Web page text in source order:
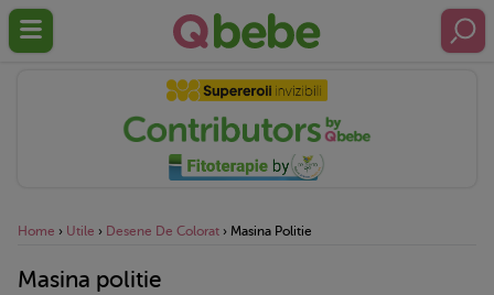
Home › Utile › Desene De Colorat › Masina Politie
Masina politie